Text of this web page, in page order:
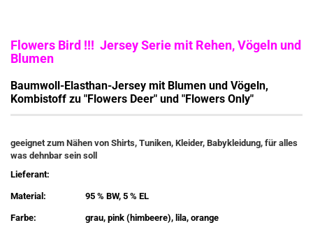
Flowers Bird !!! Jersey Serie mit Rehen, Vögeln und
Blumen
Baumwoll-Elasthan-Jersey mit Blumen und Vögeln,
Kombistoff zu "Flowers Deer" und "Flowers Only"
geeignet zum Nähen von Shirts, Tuniken, Kleider, Babykleidung, für alles
was dehnbar sein soll
Lieferant:
Material: 95 % BW, 5 % EL
Farbe: grau, pink (himbeere), lila, orange